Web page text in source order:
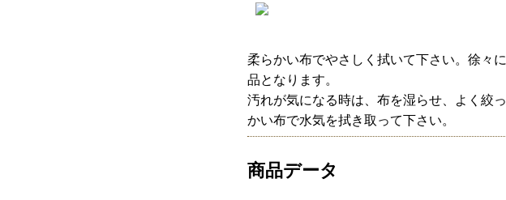
柔らかい布でやさしく拭いて下さい。徐々
品となります。
汚れが気になる時は、布を湿らせ、よく絞
かい布で水気を拭き取って下さい。
商品データ